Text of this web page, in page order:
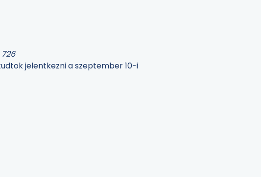
726
jelentkezni a szeptember 10-i